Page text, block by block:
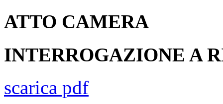
ATTO CAMERA
INTERROGAZIONE A
scarica pdf